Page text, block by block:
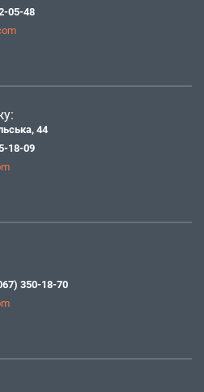
05-48
44
18-09
350-18-70